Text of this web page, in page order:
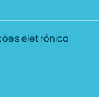
eletrónico